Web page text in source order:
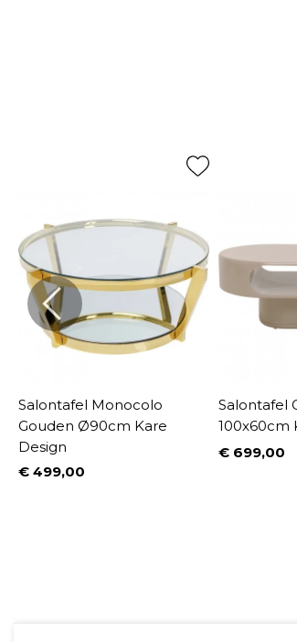
Salontafel Monocolo
Gouden Ø90cm Kare
Design
Prijs
€ 499,00
Salontafel
100x60cm
Prijs
€ 699,00